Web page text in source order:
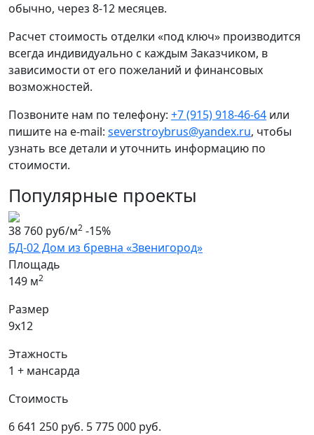
обычно, через 8-12 месяцев.
Расчет стоимость отделки «под ключ» производится
всегда индивидуально с каждым Заказчиком, в
зависимости от его пожеланий и финансовых
возможностей.
Позвоните нам по телефону: +7 (915) 918-46-64 или
пишите на e-mail: severstroybrus@yandex.ru, чтобы
узнать все детали и уточнить информацию по
стоимости.
Популярные проекты
38 760 руб/м2 -15%
БД-02 Дом из бревна «Звенигород»
Площадь
149 м2
Размер
9х12
Этажность
1 + мансарда
Стоимость
6 641 250 руб. 5 775 000 руб.